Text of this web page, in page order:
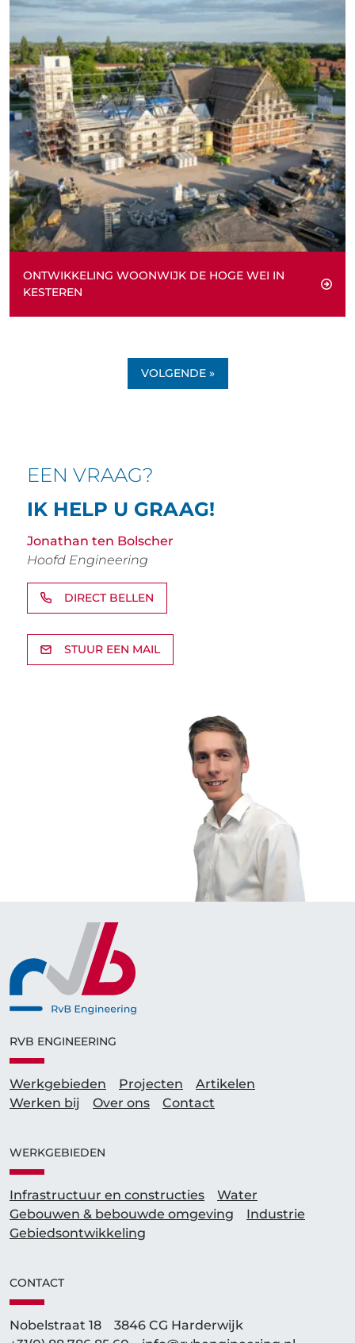
ONTWIKKELING WOONWIJK DE HOGE WEI IN
KESTEREN
VOLGENDE »
EEN VRAAG?
IK HELP U GRAAG!
Jonathan ten Bolscher
Hoofd Engineering
DIRECT BELLEN
STUUR EEN MAIL
RVB ENGINEERING
Werkgebieden Projecten
Artikelen
Werken bij
Over ons Contact
WERKGEBIEDEN
Infrastructuur en constructies
Water
Gebouwen & bebouwde omgeving
Industrie
Gebieds­ontwikkeling
CONTACT
Nobelstraat 18
3846 CG Harderwijk